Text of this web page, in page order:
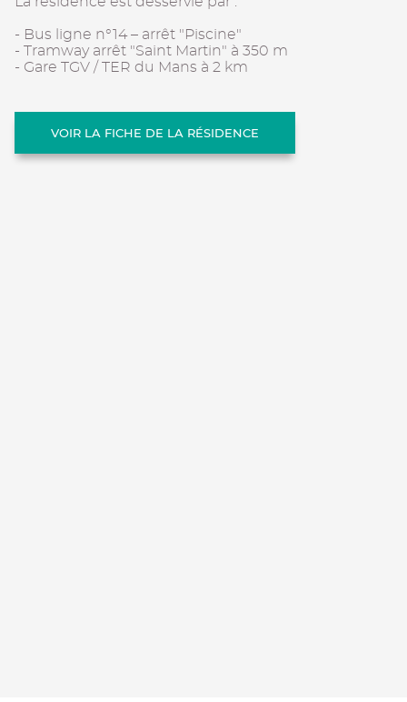
- Bus ligne n°14 – arrêt "Piscine"
- Tramway arrêt "Saint Martin" à 350 m
- Gare TGV / TER du Mans à 2 km
VOIR LA FICHE DE LA RÉSIDENCE